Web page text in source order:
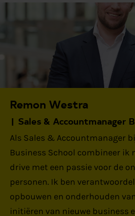
Remon Westra
Sales & Accountmanager
Als Sales & Accountmanager
Business School combineer ik
drive met een passie voor de
personen. Ik ben
opbouwen en onderhouden
initiëren van nieuwe business